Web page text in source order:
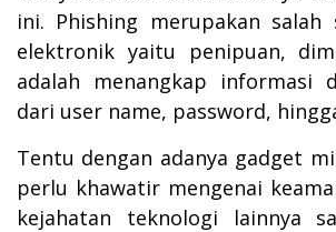
ini. Phishing merupakan salah
elektronik yaitu penipuan,
adalah menangkap informasi
dari user name, password,
Tentu dengan adanya gadget
perlu khawatir mengenai
kejahatan teknologi lainnya